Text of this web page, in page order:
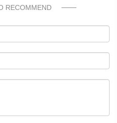
RECOMMEND